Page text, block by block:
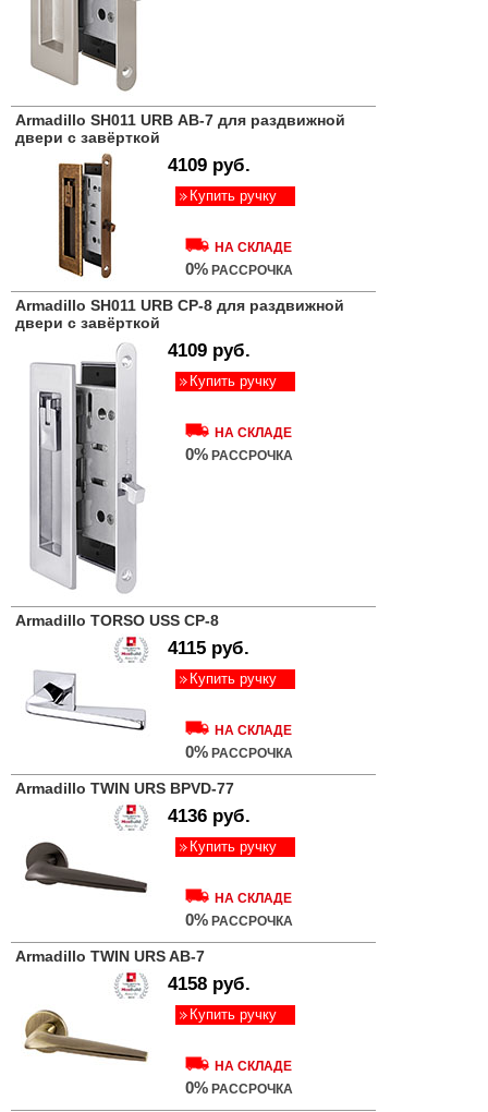
Armadillo SH011 URB АВ-7 для раздвижной
двери c завёрткой
4109 руб.
Купить ручку
НА СКЛАДЕ
0% РАССРОЧКА
Armadillo SH011 URB СР-8 для раздвижной
двери c завёрткой
4109 руб.
Купить ручку
НА СКЛАДЕ
0% РАССРОЧКА
Armadillo TORSO USS CP-8
4115 руб.
Купить ручку
НА СКЛАДЕ
0% РАССРОЧКА
Armadillo TWIN URS BPVD-77
4136 руб.
Купить ручку
НА СКЛАДЕ
0% РАССРОЧКА
Armadillo TWIN URS AB-7
4158 руб.
Купить ручку
НА СКЛАДЕ
0% РАССРОЧКА